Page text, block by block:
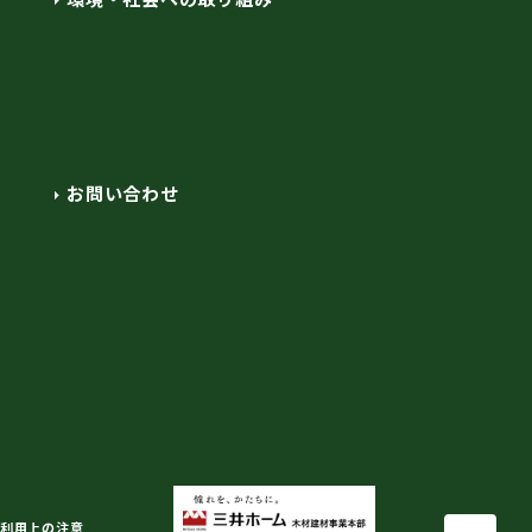
お問い合わせ
用上の注意